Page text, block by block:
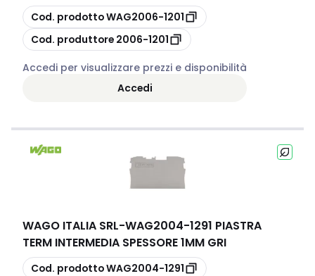
copia
Cod. prodottoWAG2006-1201
copia
Cod. produttore 2006-1201
Accedi per visualizzare prezzi e disponibilità
Accedi
WAGO ITALIA SRL-WAG2004-1291 PIASTRA
TERM INTERMEDIA SPESSORE 1MM GRI
copia
Cod. prodottoWAG2004-1291